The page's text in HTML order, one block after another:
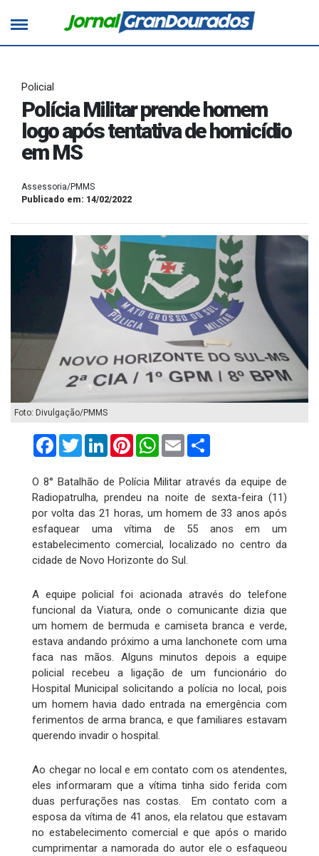
Policial
Polícia Militar prende homem
logo após tentativa de homicídio
em MS
Assessoria/PMMS
Publicado em: 14/02/2022
Foto: Divulgação/PMMS
FacebookTwitterLinkedInPinterestWhatsApp
Email
O 8° Batalhão de Polícia Militar através da equipe de
Radiopatrulha, prendeu na noite de sexta-feira (11)
por volta das 21 horas, um homem de 33 anos após
esfaquear uma vítima de 55 anos em um
estabelecimento comercial, localizado no centro da
cidade de Novo Horizonte do Sul.
A equipe policial foi acionada através do telefone
funcional da Viatura, onde o comunicante dizia que
um homem de bermuda e camiseta branca e verde,
estava andando próximo a uma lanchonete com uma
faca nas mãos. Alguns minutos depois a equipe
policial recebeu a ligação de um funcionário do
Hospital Municipal solicitando a polícia no local, pois
um homem havia dado entrada na emergência com
ferimentos de arma branca, e que familiares estavam
querendo invadir o hospital.
Ao chegar no local e em contato com os atendentes,
eles informaram que a vítima tinha sido ferida com
duas perfurações nas costas. Em contato com a
esposa da vítima de 41 anos, ela relatou que estavam
no estabelecimento comercial e que após o marido
cumprimentar a namorada do autor ele o esfaqueou